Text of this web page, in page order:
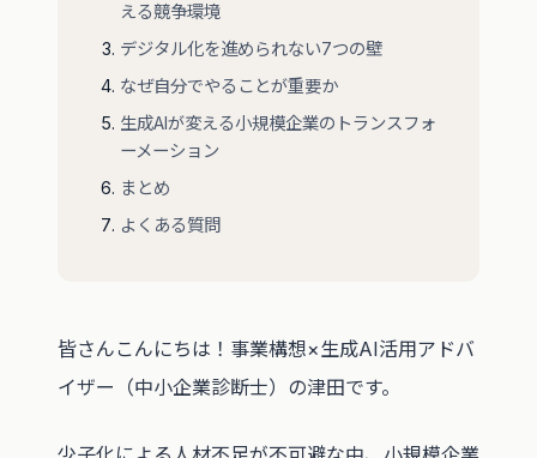
える競争環境
デジタル化を進められない7つの壁
なぜ自分でやることが重要か
生成AIが変える小規模企業のトランスフォ
ーメーション
まとめ
よくある質問
皆さんこんにちは！事業構想×生成AI活用アドバ
イザー（中小企業診断士）の津田です。